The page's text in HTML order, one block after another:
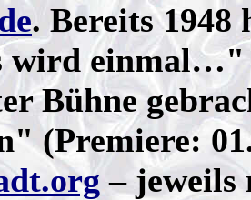
. Bereits 1948
wird einmal…"
Bühne
(Premiere:
– jeweils